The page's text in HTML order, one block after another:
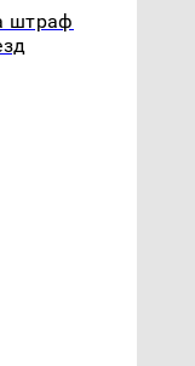
штраф